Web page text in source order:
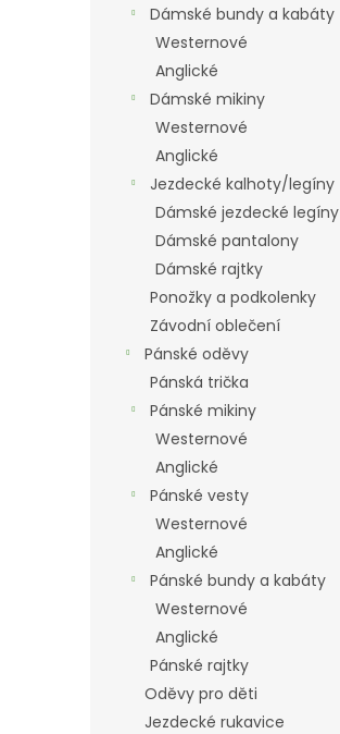
Dámské bundy a kabáty
Westernové
Anglické
Dámské mikiny
Westernové
Anglické
Jezdecké kalhoty/legíny
Dámské jezdecké legíny
Dámské pantalony
Dámské rajtky
Ponožky a podkolenky
Závodní oblečení
Pánské oděvy
Pánská trička
Pánské mikiny
Westernové
Anglické
Pánské vesty
Westernové
Anglické
Pánské bundy a kabáty
Westernové
Anglické
Pánské rajtky
Oděvy pro děti
Jezdecké rukavice